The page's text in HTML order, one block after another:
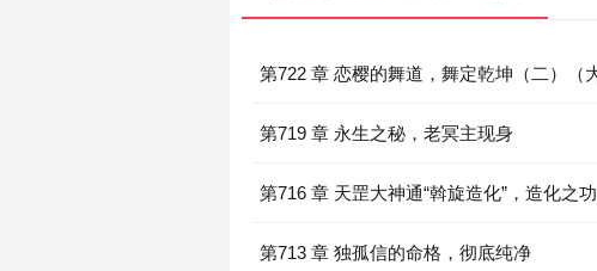
第722 章 恋樱的舞道，舞定乾坤（二）（
结局）
第719 章 永生之秘，老冥主现身
第716 章 天罡大神通“斡旋造化”，造化之功
第713 章 独孤信的命格，彻底纯净